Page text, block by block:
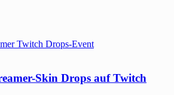
Skin Drops auf Twitch